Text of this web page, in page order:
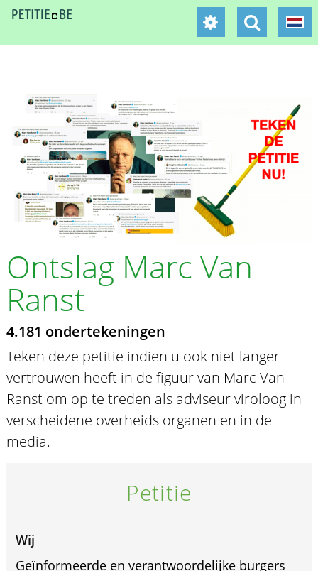
Ontslag Marc Van
Ranst
4.181 ondertekeningen
Teken deze petitie indien u ook niet langer
vertrouwen heeft in de figuur van Marc Van
Ranst om op te treden als adviseur viroloog in
verscheidene overheids organen en in de
media.
Petitie
Wij
Geïnformeerde en verantwoordelijke burgers